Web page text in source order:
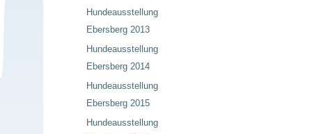
Hundeausstellung
Ebersberg 2013
Hundeausstellung
Ebersberg 2014
Hundeausstellung
Ebersberg 2015
Hundeausstellung